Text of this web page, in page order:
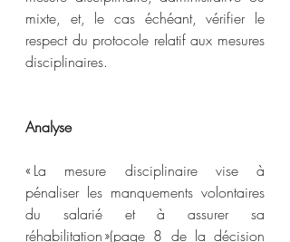
mixte, et, le cas échéant, vérifier le
respect du protocole relatif aux mesures
disciplinaires.
Analyse
« La mesure disciplinaire vise à
pénaliser les manquements volontaires
du salarié et à assurer sa
réhabilitation »(page 8 de la décision